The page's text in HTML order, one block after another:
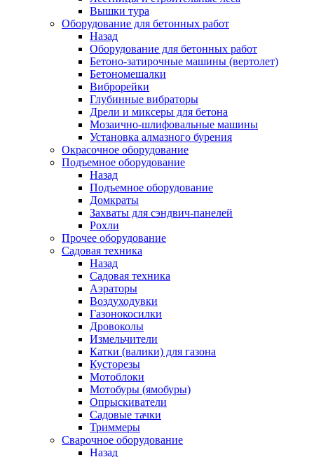
Вышки тура
Оборудование для бетонных работ
Назад
Оборудование для бетонных работ
Бетоно-затирочные машины (вертолет)
Бетономешалки
Виброрейки
Глубинные вибраторы
Дрели и миксеры для бетона
Мозаично-шлифовальные машины
Установка алмазного бурения
Окрасочное оборудование
Подъемное оборудование
Назад
Подъемное оборудование
Домкраты
Захваты для сэндвич-панелей
Рохли
Прочее оборудование
Садовая техника
Назад
Садовая техника
Аэраторы
Воздуходувки
Газонокосилки
Дровоколы
Измельчители
Катки (валики) для газона
Кусторезы
Мотоблоки
Мотобуры (ямобуры)
Опрыскиватели
Садовые тачки
Триммеры
Сварочное оборудование
Назад